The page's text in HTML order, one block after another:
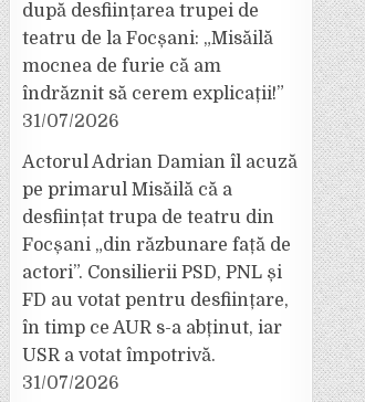
după desființarea trupei de
teatru de la Focșani: „Misăilă
mocnea de furie că am
îndrăznit să cerem explicații!”
31/07/2026
Actorul Adrian Damian îl acuză
pe primarul Misăilă că a
desființat trupa de teatru din
Focșani „din răzbunare față de
actori”. Consilierii PSD, PNL și
FD au votat pentru desființare,
în timp ce AUR s-a abținut, iar
USR a votat împotrivă.
31/07/2026